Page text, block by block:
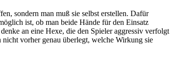
sondern man muß sie selbst erstellen. Dafür
ist, ob man beide Hände für den Einsatz
an eine Hexe, die den Spieler aggressiv verfolgt
vorher genau überlegt, welche Wirkung sie